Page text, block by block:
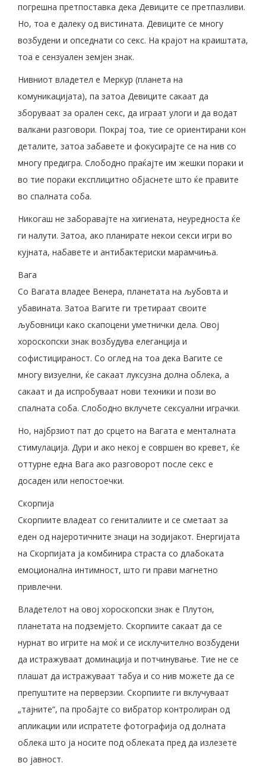
погрешна претпоставка дека Девиците се претпазливи.
Но, тоа е далеку од вистината. Девиците се многу
возбудени и опседнати со секс. На крајот на краиштата,
тоа е сензуален земјен знак.
Нивниот владетел е Меркур (планета на
комуникацијата), па затоа Девиците сакаат да
зборуваат за орален секс, да играат улоги и да водат
валкани разговори. Покрај тоа, тие се ориентирани кон
деталите, затоа забавете и фокусирајте се на нив со
многу предигра. Слободно праќајте им жешки пораки и
во тие пораки експлицитно објаснете што ќе правите
во спалната соба.
Никогаш не заборавајте на хигиената, неуредноста ќе
ги налути. Затоа, ако планирате некои секси игри во
кујната, набавете и антибактериски марамчиња.
Вага
Со Вагата владее Венера, планетата на љубовта и
убавината. Затоа Вагите ги третираат своите
љубовници како скапоцени уметнички дела. Овој
хороскопски знак возбудува елеганција и
софистицираност. Со оглед на тоа дека Вагите се
многу визуелни, ќе сакаат луксузна долна облека, а
сакаат и да испробуваат нови техники и пози во
спалната соба. Слободно вклучете сексуални играчки.
Но, најбрзиот пат до срцето на Вагата е менталната
стимулација. Дури и ако некој е совршен во кревет, ќе
оттурне една Вага ако разговорот после секс е
досаден или непостоечки.
Скорпија
Скорпиите владеат со гениталиите и се сметаат за
еден од најеротичните знаци на зодијакот. Енергијата
на Скорпијата ја комбинира страста со длабоката
емоционална интимност, што ги прави магнетно
привлечни.
Владетелот на овој хороскопски знак е Плутон,
планетата на подземјето. Скорпиите сакаат да се
нурнат во игрите на моќ и се исклучително возбудени
да истражуваат доминација и потчинување. Тие не се
плашат да истражуваат табуа и со нив можете да се
препуштите на перверзии. Скорпиите ги вклучуваат
„тајните“, па пробајте со вибратор контролиран од
апликации или испратете фотографија од долната
облека што ја носите под облеката пред да излезете
во јавност.